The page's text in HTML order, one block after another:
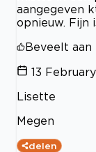
aangegeven
opnieuw. Fijn
Beveelt aan
13
Lisette
Megen
delen